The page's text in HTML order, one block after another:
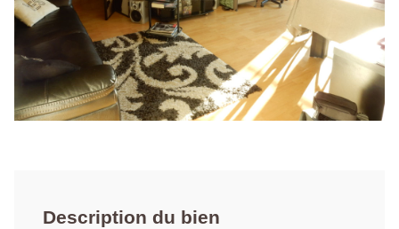
Description du bien